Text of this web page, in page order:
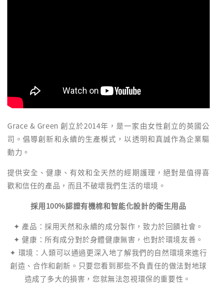
Grace & Green 創立於2014年，是一家由女性創立的英國公
司。倡導創新和永續的生產模式，以透明和真誠作為企業驅
動力。
提供安全、健康、有效和全天然的經期護理，絕對是值得喜
歡和信任的產品，而且不破壞我們生活的壞境。
採用100%認證有機棉和智能化設計的衛生用品
✦ 產品：採用天然和永續的成分製作，致力於回饋社會。
✦ 健康：所有成分對於身體健康無害，也對於環境友善。
✦ 環境：人類可以通過更深入地了解我們的自然環境來進行
創造、合作和創新。只要您看到那些不負責任的做法對地球
造成了多大的損害，您就無法忽視環保的重要性。